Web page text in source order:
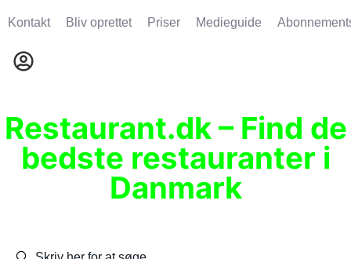
Kontakt Bliv oprettet Priser Medieguide
Restaurant.dk – Find de
bedste restauranter i
Danmark